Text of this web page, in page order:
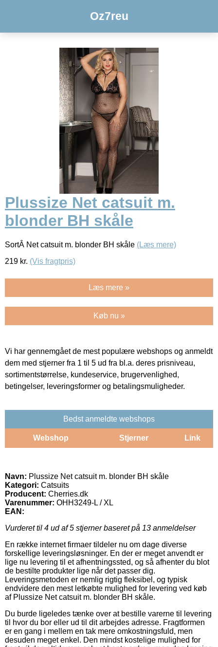
Oz7reu
Plussize Net catsuit m.
blonder BH skåle
SortÂ Net catsuit m. blonder BH skåle (Læs mere)
219 kr. (Vis fragtpris)
Læs mere »
Køb nu »
Vi har gennemgået de mest populære webshops og anmeldt
dem med stjerner fra 1 til 5 ud fra bl.a. deres prisniveau,
sortimentstørrelse, kundeservice, brugervenlighed,
betingelser, leveringsformer og betalingsmuligheder.
Bedst anmeldte webshops
Webshop Stjerner Link
Navn: Plussize Net catsuit m. blonder BH skåle
Kategori: Catsuits
Producent: Cherries.dk
Varenummer: OHH3249-L / XL
EAN:
Vurderet til 4 ud af 5 stjerner baseret på 13 anmeldelser
En række internet firmaer tildeler nu om dage diverse
forskellige leveringsløsninger. En der er meget anvendt er
lige nu levering til et afhentningssted, og så afhenter du blot
de bestilte produkter lige når det passer dig.
Leveringsmetoden er nemlig rigtig fleksibel, og typisk
endvidere den mest letkøbte mulighed for levering ved køb
af Plussize Net catsuit m. blonder BH skåle.
Du burde ligeledes tænke over at bestille varerne til levering
til hvor du bor eller ud til dit arbejdes adresse. Fragtformen
er en gang i mellem en tak mere omkostningsfuld, men
desuden meget enkel. Den mindst kostelige mulighed for